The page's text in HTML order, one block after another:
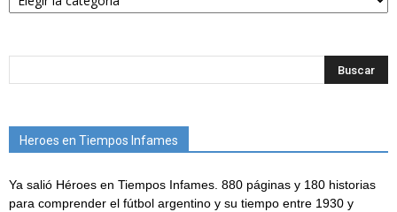
Heroes en Tiempos Infames
Ya salió Héroes en Tiempos Infames. 880 páginas y 180 historias
para comprender el fútbol argentino y su tiempo entre 1930 y